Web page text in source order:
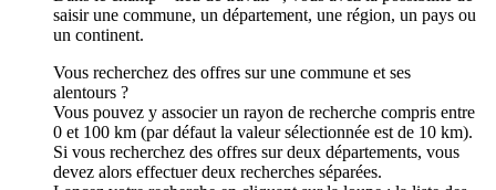
saisir une commune, un département, une région, un pays ou
un continent.
Vous recherchez des offres sur une commune et ses
alentours ?
Vous pouvez y associer un rayon de recherche compris entre
0 et 100 km (par défaut la valeur sélectionnée est de 10 km).
Si vous recherchez des offres sur deux départements, vous
devez alors effectuer deux recherches séparées.